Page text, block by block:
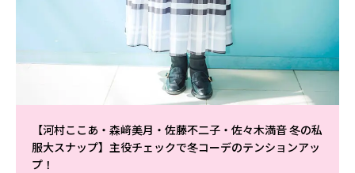
【河村ここあ・森﨑美月・佐藤不二子・佐々木満音 冬の私
服大スナップ】主役チェックで冬コーデのテンションアッ
プ！